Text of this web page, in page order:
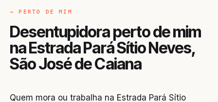
→ PERTO DE MIM
Desentupidora perto de mim
na Estrada Pará Sítio Neves,
São José de Caiana
Quem mora ou trabalha na Estrada Pará Sítio